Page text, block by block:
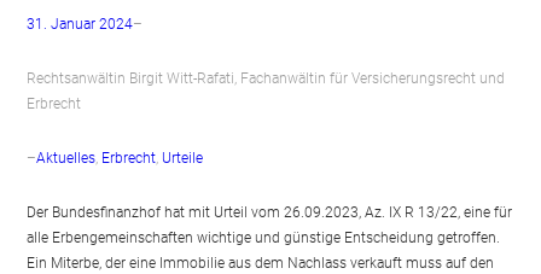
31. Januar 2024–
Rechtsanwältin Birgit Witt-Rafati, Fachanwältin für Versicherungsrecht und
Erbrecht
–Aktuelles, Erbrecht, Urteile
Der Bundesfinanzhof hat mit Urteil vom 26.09.2023, Az. IX R 13/22, eine für
alle Erbengemeinschaften wichtige und günstige Entscheidung getroffen.
Ein Miterbe, der eine Immobilie aus dem Nachlass verkauft muss auf den